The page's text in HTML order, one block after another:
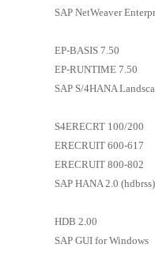
SAP NetWeaver
EP-BASIS 7.50
EP-RUNTIME 7.50
SAP S/4HANA
S4ERECRT 100/200
ERECRUIT 600-617
ERECRUIT 800-802
SAP HANA 2.0 (hdbrss)
HDB 2.00
SAP GUI for Windows